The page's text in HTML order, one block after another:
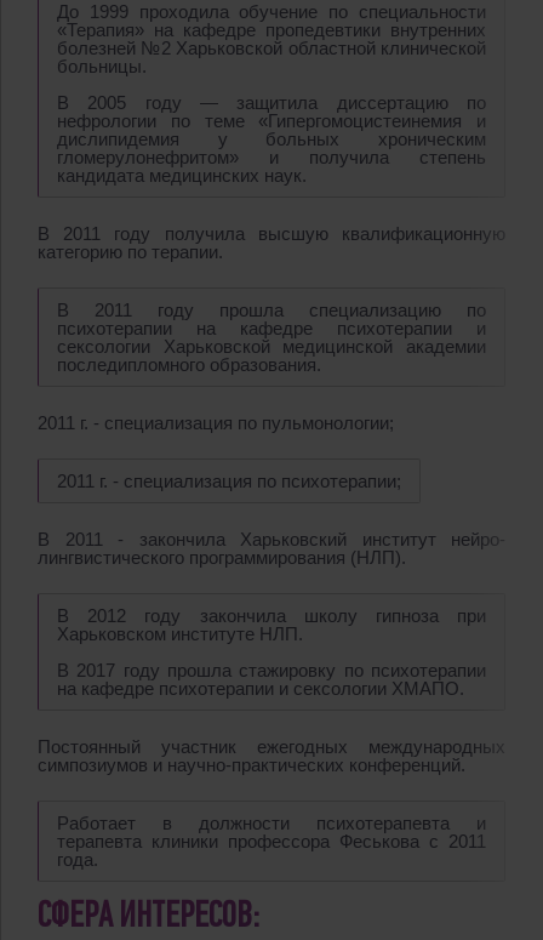
До 1999 проходила обучение по специальности
«Терапия» на кафедре пропедевтики внутренних
болезней №2 Харьковской областной клинической
больницы.
В 2005 году — защитила диссертацию по
нефрологии по теме «Гипергомоцистеинемия и
дислипидемия у больных хроническим
гломерулонефритом» и получила степень
кандидата медицинских наук.
В 2011 году получила высшую квалификационную
категорию по терапии.
В 2011 году прошла специализацию по
психотерапии на кафедре психотерапии и
сексологии Харьковской медицинской академии
последипломного образования.
2011 г. - специализация по пульмонологии;
2011 г. - специализация по психотерапии;
В 2011 - закончила Харьковский институт нейро-
лингвистического программирования (НЛП).
В 2012 году закончила школу гипноза при
Харьковском институте НЛП.
В 2017 году прошла стажировку по психотерапии
на кафедре психотерапии и сексологии ХМАПО.
Постоянный участник ежегодных международных
симпозиумов и научно-практических конференций.
Работает в должности психотерапевта и
терапевта клиники профессора Феськова с 2011
года.
СФЕРА ИНТЕРЕСОВ: